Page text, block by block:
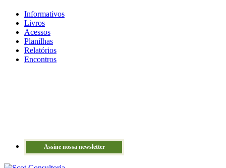
Informativos
Livros
Acessos
Planilhas
Relatórios
Encontros
Assine nossa newsletter